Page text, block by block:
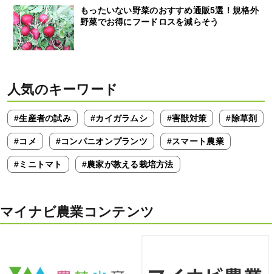
もったいない野菜のおすすめ通販5選！規格外
野菜でお得にフードロスを減らそう
人気のキーワード
#生産者の試み #カイガラムシ #害獣対策 #除草剤
#コメ #コンパニオンプランツ #スマート農業
#ミニトマト #農家が教える栽培方法
マイナビ農業コンテンツ